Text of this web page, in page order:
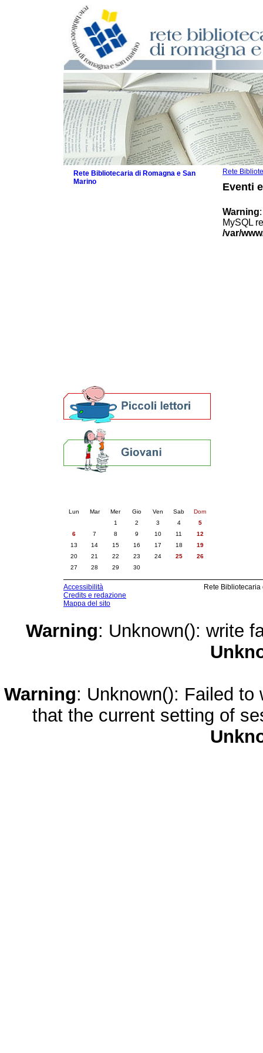
Rete
Eventi
Warning
MySQL
/var/
Rete Bibliotecaria di Romagna e San
Marino
Lun Mar Mer Gio Ven Sab
Dom
1
2 3 4
5
6
7 8 9 10 11
12
13
14 15 16 17 18
19
20
21 22 23 24 25
26
27
28 29 30
Accessibilità
Credits e redazione
Mappa del sito
Rete
Warning: Unknown(): write
Warning: Unknown(): Failed
that the current setting of